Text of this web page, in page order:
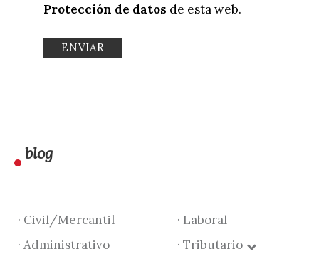
Protección de datos de esta web.
blog
· Civil/Mercantil
· Laboral
· Administrativo
· Tributario